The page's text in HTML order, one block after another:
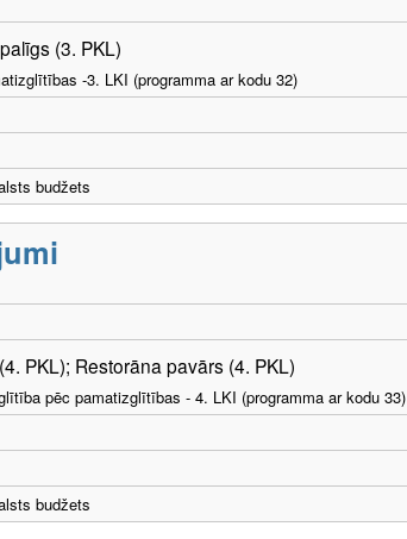
(3. PKL)
-3. LKI (programma ar kodu 32)
budžets
PKL); Restorāna pavārs (4. PKL)
pēc pamatizglītības - 4. LKI (programma ar kodu 33)
budžets